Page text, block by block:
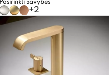
Pasirinkti Savybes
+2